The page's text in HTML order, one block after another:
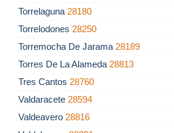
Torrelaguna 28180
Torrelodones 28250
Torremocha De Jarama 28189
Torres De La Alameda 28813
Tres Cantos 28760
Valdaracete 28594
Valdeavero 28816